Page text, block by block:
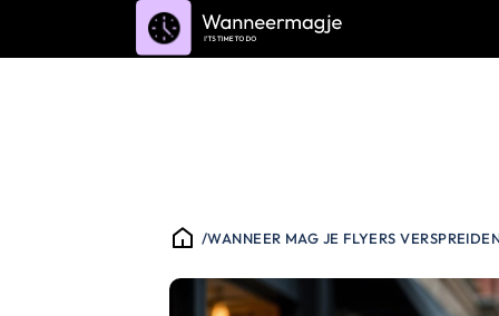
/WANNEER MAG JE FLYERS